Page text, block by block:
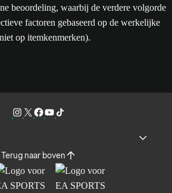
beoordeling, waarbij de verdere volgorde
factoren gebaseerd op de werkelijke
op itemkenmerken).
Terug naar boven